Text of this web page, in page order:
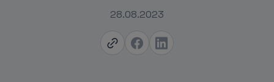
28.08.2023